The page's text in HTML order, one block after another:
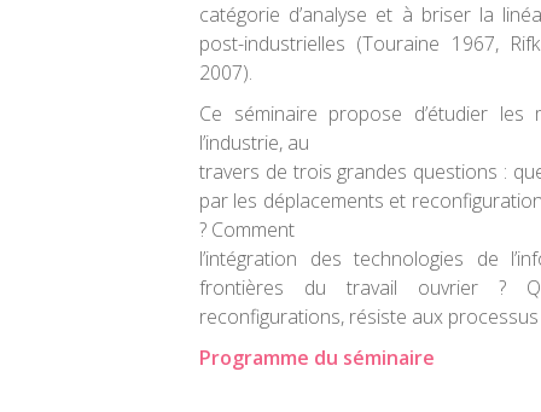
catégorie d’analyse et à briser la
post-industrielles (Touraine 1967,
2007).
Ce séminaire propose d’étudier
l’industrie, au
travers de trois grandes questions :
par les déplacements et
? Comment
l’intégration des technologies de
frontières du travail ouvrier ?
reconfigurations, résiste aux processus
Programme du séminaire